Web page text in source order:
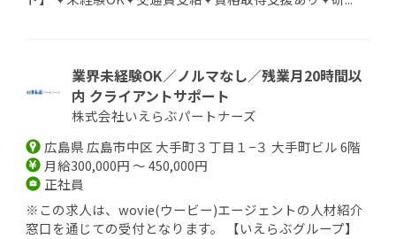
業界未経験OK／ノルマなし／残業月20時間以
内 クライアントサポート
株式会社いえらぶパートナーズ
広島県 広島市中区 大手町３丁目１−３ 大手町ビル 6階
月給300,000円 ～ 450,000円
正社員
※この求人は、wovie(ウービー)エージェントの人材紹介
窓口を通じての受付となります。 【いえらぶグループ】